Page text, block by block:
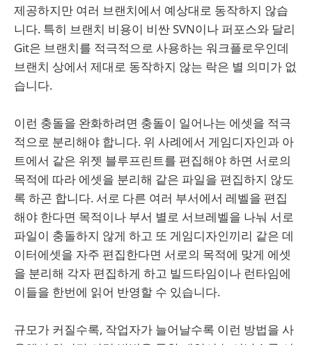
제공하지만 여러 브랜치에서 예상대로 동작하지 않습
니다. 특히 브랜치 비용이 비싼 SVN이나 퍼포스와 달리
Git은 브랜치를 적극적으로 사용하는 워크플로우인데
브랜치 상에서 제대로 동작하지 않는 락은 별 의미가 없
습니다.
이런 충돌을 완화하려면 충돌이 일어나는 에셋을 적극
적으로 분리해야 합니다. 위 사례에서 게임디자인과 아
트에서 같은 위젯 블루프린트를 편집해야 하면 서로의
목적에 따라 에셋을 분리해 같은 파일을 편집하지 않도
록 하곤 합니다. 서로 다른 여러 부서에서 레벨을 편집
해야 한다면 목적이나 부서 별로 서브레벨을 나눠 서로
파일이 충돌하지 않게 하고 또 게임디자인끼리 같은 데
이터에셋을 자주 편집한다면 서로의 목적에 맞게 에셋
을 분리해 각자 편집하게 하고 빌드타임이나 런타임에
이들을 한번에 읽어 반영할 수 있습니다.
규모가 커질수록, 작업자가 늘어날수록 이런 방법을 사